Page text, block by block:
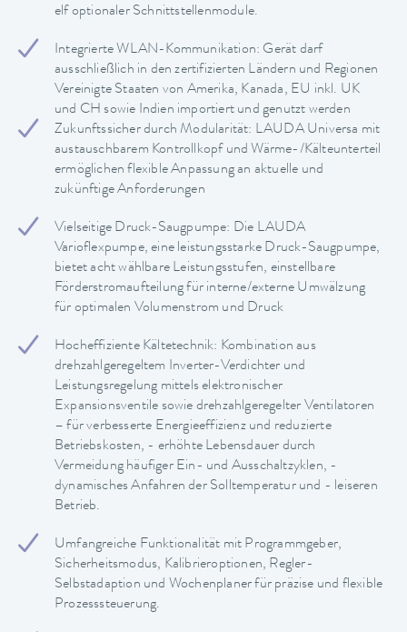
elf optionaler Schnittstellenmodule.
Integrierte WLAN-Kommunikation: Gerät darf
ausschließlich in den zertifizierten Ländern und Regionen
Vereinigte Staaten von Amerika, Kanada, EU inkl. UK
und CH sowie Indien importiert und genutzt werden
Zukunftssicher durch Modularität: LAUDA Universa mit
austauschbarem Kontrollkopf und Wärme-/Kälteunterteil
ermöglichen flexible Anpassung an aktuelle und
zukünftige Anforderungen
Vielseitige Druck-Saugpumpe: Die LAUDA
Varioflexpumpe, eine leistungsstarke Druck-Saugpumpe,
bietet acht wählbare Leistungsstufen, einstellbare
Förderstromaufteilung für interne/externe Umwälzung
für optimalen Volumenstrom und Druck
Hocheffiziente Kältetechnik: Kombination aus
drehzahlgeregeltem Inverter-Verdichter und
Leistungsregelung mittels elektronischer
Expansionsventile sowie drehzahlgeregelter Ventilatoren
– für verbesserte Energieeffizienz und reduzierte
Betriebskosten, - erhöhte Lebensdauer durch
Vermeidung häufiger Ein- und Ausschaltzyklen, -
dynamisches Anfahren der Solltemperatur und - leiseren
Betrieb.
Umfangreiche Funktionalität mit Programmgeber,
Sicherheitsmodus, Kalibrieroptionen, Regler-
Selbstadaption und Wochenplaner für präzise und flexible
Prozesssteuerung.